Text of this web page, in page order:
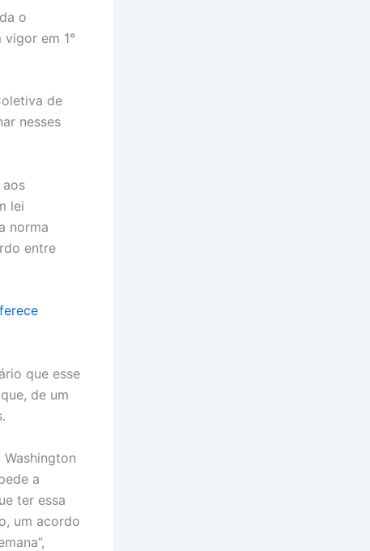
o
em 1°
de
nesses
lei
norma
entre
que esse
de um
a
ter essa
um acordo